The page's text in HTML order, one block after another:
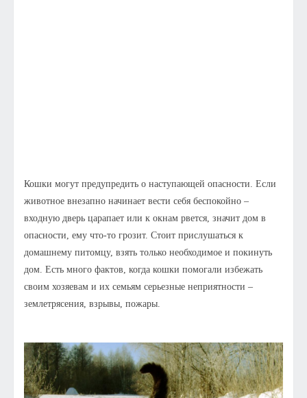
Кошки могут предупредить о наступающей опасности. Если
животное внезапно начинает вести себя беспокойно –
входную дверь царапает или к окнам рвется, значит дом в
опасности, ему что-то грозит. Стоит прислушаться к
домашнему питомцу, взять только необходимое и покинуть
дом. Есть много фактов, когда кошки помогали избежать
своим хозяевам и их семьям серьезные неприятности –
землетрясения, взрывы, пожары.